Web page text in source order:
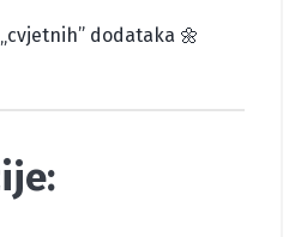
dodataka 🌼